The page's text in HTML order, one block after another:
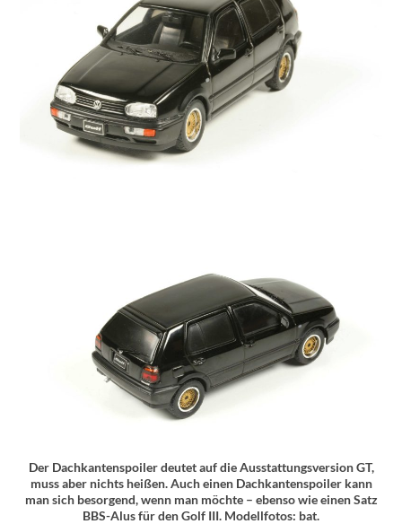
Der Dachkantenspoiler deutet auf die Ausstattungsversion GT,
muss aber nichts heißen. Auch einen Dachkantenspoiler kann
man sich besorgend, wenn man möchte – ebenso wie einen Satz
BBS-Alus für den Golf III. Modellfotos: bat.